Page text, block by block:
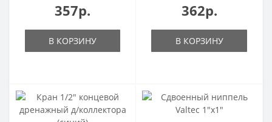
357р.
В КОРЗИНУ
362р.
В КОРЗИНУ